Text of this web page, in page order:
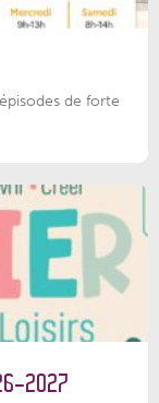
de forte
2027